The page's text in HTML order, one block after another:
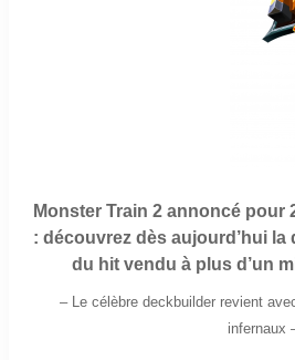
Monster Train 2 annoncé pour
: découvrez dès aujourd’hui la
du hit vendu à plus d’un
–
Le célèbre deckbuilder revient
infernaux